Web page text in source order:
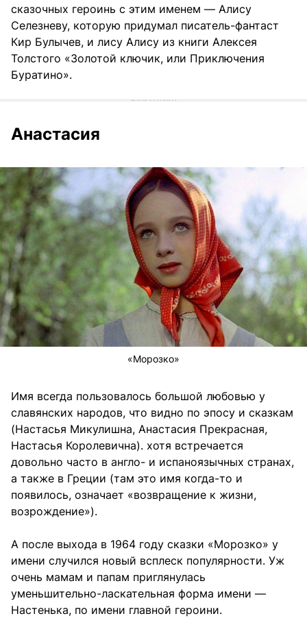
сказочных героинь с этим именем — Алису
Селезневу, которую придумал писатель-фантаст
Кир Булычев, и лису Алису из книги Алексея
Толстого «Золотой ключик, или Приключения
Буратино».
Анастасия
«Морозко»
Имя всегда пользовалось большой любовью у
славянских народов, что видно по эпосу и сказкам
(Настасья Микулишна, Анастасия Прекрасная,
Настасья Королевична). хотя встречается
довольно часто в англо- и испаноязычных странах,
а также в Греции (там это имя когда-то и
появилось, означает «возвращение к жизни,
возрождение»).
А после выхода в 1964 году сказки «Морозко» у
имени случился новый всплеск популярности. Уж
очень мамам и папам приглянулась
уменьшительно-ласкательная форма имени —
Настенька, по имени главной героини.